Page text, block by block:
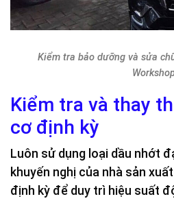
Kiểm tra bảo dưỡng và sửa
Kiểm tra và thay
cơ định kỳ
Luôn sử dụng loại dầu nhớt
khuyến nghị của nhà sản
định kỳ để duy trì hiệu suất